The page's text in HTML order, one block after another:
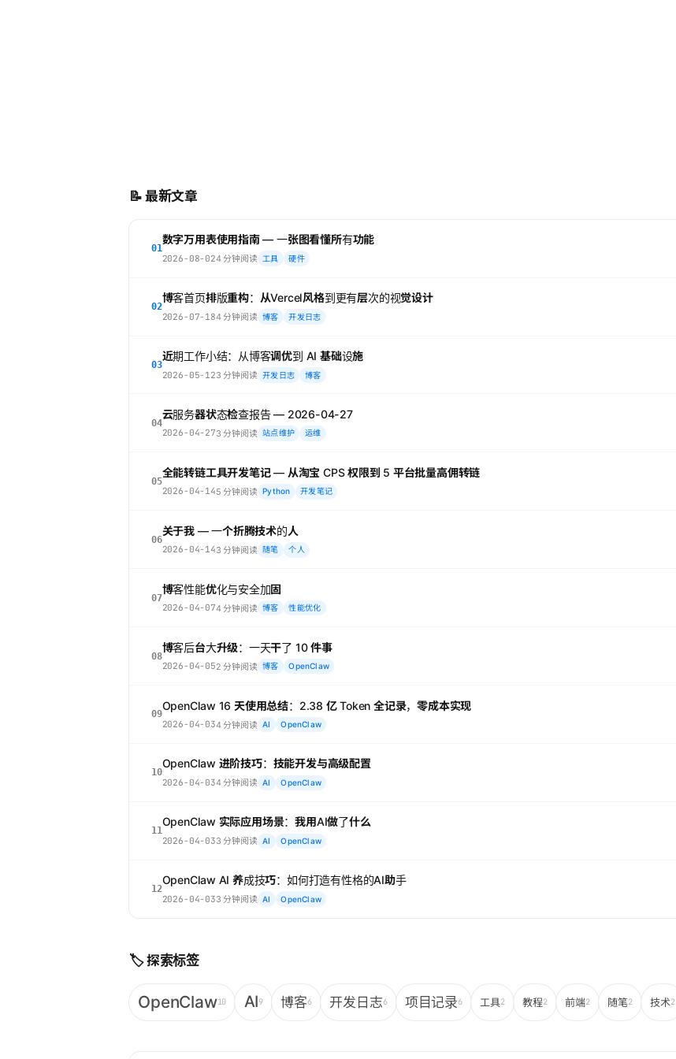
📝 最新文章
01
数字万用表使用指南 — 一张图看懂所有功能
2026-08-024 分钟阅读 工具 硬件
02
博客首页排版重构：从Vercel风格到更有层次的视觉设计
2026-07-184 分钟阅读 博客 开发日志
03
近期工作小结：从博客调优到 AI 基础设施
2026-05-123 分钟阅读 开发日志 博客
04
云服务器状态检查报告 — 2026-04-27
2026-04-273 分钟阅读 站点维护 运维
05
全能转链工具开发笔记 — 从淘宝 CPS 权限到 5 平台批量高佣转链
2026-04-145 分钟阅读 Python 开发笔记
06
关于我 — 一个折腾技术的人
2026-04-143 分钟阅读 随笔 个人
07
博客性能优化与安全加固
2026-04-074 分钟阅读 博客 性能优化
08
博客后台大升级：一天干了 10 件事
2026-04-052 分钟阅读 博客 OpenClaw
09
OpenClaw 16 天使用总结：2.38 亿 Token 全记录，零成本实现
2026-04-034 分钟阅读 AI OpenClaw
10
OpenClaw 进阶技巧：技能开发与高级配置
2026-04-034 分钟阅读 AI OpenClaw
11
OpenClaw 实际应用场景：我用AI做了什么
2026-04-033 分钟阅读 AI OpenClaw
12
OpenClaw AI 养成技巧：如何打造有性格的AI助手
2026-04-033 分钟阅读 AI OpenClaw
🏷️ 探索标签
OpenClaw10 AI9 博客6 开发日志6 项目记录6 工具2 教程2 前端2 随笔2 技术2